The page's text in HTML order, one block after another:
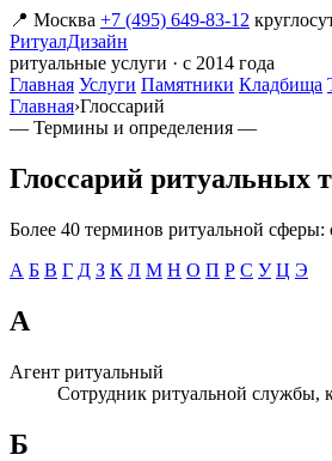
📍 Москва +7 (495) 649-83-12
РитуалДизайн
ритуальные услуги · с 2014 года
Главная Услуги Памятники Кладбища
Главная›Глоссарий
— Термины и определения —
Глоссарий ритуальных
Более 40 терминов ритуальной сферы:
А Б В Г Д З К Л М Н О П Р С У Ц Э
А
Агент ритуальный
Сотрудник ритуальной службы,
Б